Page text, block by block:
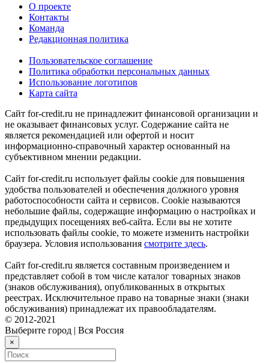
О проекте
Контакты
Команда
Редакционная политика
Пользовательское соглашение
Политика обработки персональных данных
Использование логотипов
Карта сайта
Сайт for-credit.ru не принадлежит финансовой организации и
не оказывает финансовых услуг. Содержание сайта не
является рекомендацией или офертой и носит
информационно-справочный характер основанный на
субъективном мнении редакции.
Сайт for-credit.ru использует файлы cookie для повышения
удобства пользователей и обеспечения должного уровня
работоспособности сайта и сервисов. Cookie называются
небольшие файлы, содержащие информацию о настройках и
предыдущих посещениях веб-сайта. Если вы не хотите
использовать файлы cookie, то можете изменить настройки
браузера. Условия использования смотрите здесь.
Сайт for-credit.ru является составным произведением и
представляет собой в том числе каталог товарных знаков
(знаков обслуживания), опубликованных в открытых
реестрах. Исключительное право на товарные знаки (знаки
обслуживания) принадлежат их правообладателям.
© 2012-2021
Выберите город | Вся Россия
×